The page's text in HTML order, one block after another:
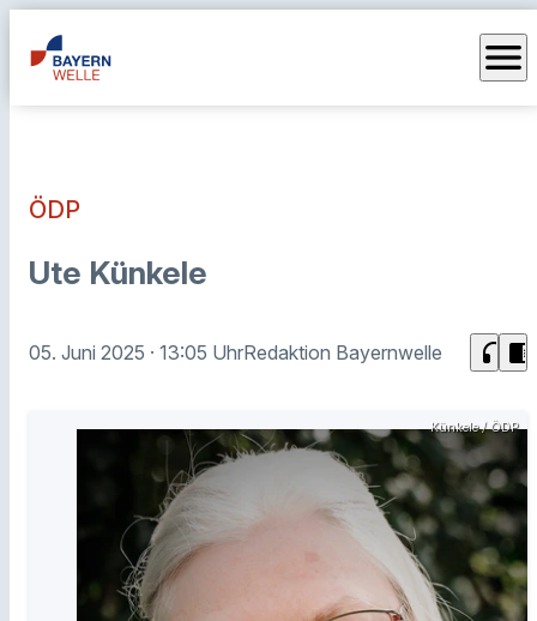
menu
ÖDP
Ute Künkele
05. Juni 2025 · 13:05 UhrRedaktion Bayernwelle headphones chrome_reader_mode
Künkele / ÖDP